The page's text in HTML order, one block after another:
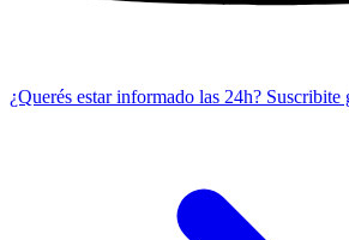
¿Querés estar informado las 24h? Suscribite